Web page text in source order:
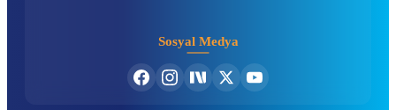
Sosyal Medya